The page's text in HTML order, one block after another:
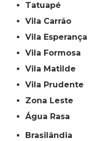
Tatuapé
Vila Carrão
Vila Esperança
Vila Formosa
Vila Matilde
Vila Prudente
Zona Leste
Água Rasa
Brasilândia